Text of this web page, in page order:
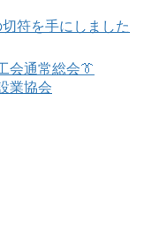
符を手にしました
会通常総会👔
業協会